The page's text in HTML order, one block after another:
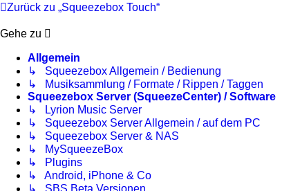
Zurück zu „Squeezebox Touch“
Gehe zu
Allgemein
↳ Squeezebox Allgemein / Bedienung
↳ Musiksammlung / Formate / Rippen / Taggen
Squeezebox Server (SqueezeCenter) / Software
↳ Lyrion Music Server
↳ Squeezebox Server Allgemein / auf dem PC
↳ Squeezebox Server & NAS
↳ MySqueezeBox
↳ Plugins
↳ Android, iPhone & Co
↳ SBS Beta Versionen